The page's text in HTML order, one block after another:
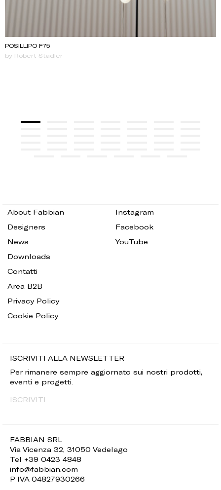
POSILLIPO F75
by Robert Stadler
FABBIAN SRL
Via Vicenza 32, 31050 Vedelago
Tel +39 0423 4848
info@fabbian.com
P IVA 04827930266
About Fabbian
Designers
News
Downloads
Contatti
Area B2B
Privacy Policy
Cookie Policy
Instagram
Facebook
YouTube
ISCRIVITI ALLA NEWSLETTER
Per rimanere sempre aggiornato sui nostri prodotti,
eventi e progetti.
ISCRIVITI